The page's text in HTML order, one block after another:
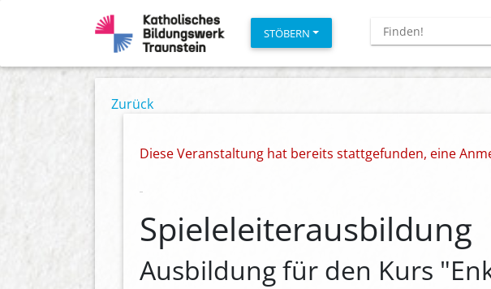
STÖBERN
Zurück
Diese Veranstaltung hat bereits stattgefunden, eine
Spieleleiterausbildung
Ausbildung für den Kurs